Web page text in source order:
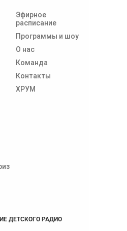
Эфирное
расписание
Программы и шоу
О нас
Команда
Контакты
ХРУМ
ДЕТСКОГО РАДИО